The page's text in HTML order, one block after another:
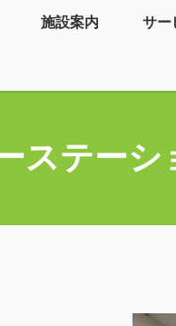
施設案内 サー
ステーシ